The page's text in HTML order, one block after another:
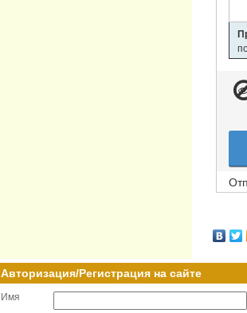
Авторизация/Регистрация на сайте
Имя